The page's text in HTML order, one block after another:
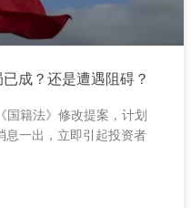
成？还是遭遇阻碍？
国籍法》修改提案，计划
一出，立即引起投资者